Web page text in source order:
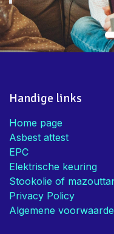
Handige links
Home page
Asbest attest
EPC
Elektrische keuring
Stookolie of
Privacy Policy
Algemene